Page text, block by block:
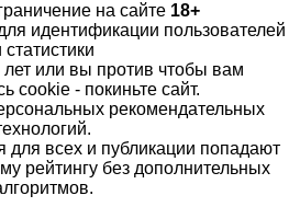
на сайте 18+
идентификации пользователей
статистики
или вы против чтобы вам
cookie - покиньте сайт.
рекомендательных
всех и публикации попадают
рейтингу без дополнительных